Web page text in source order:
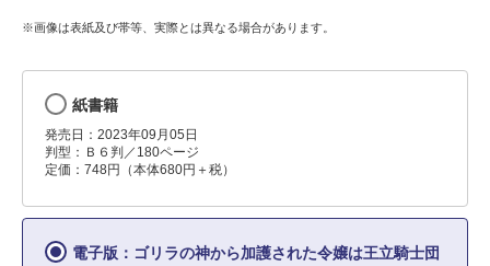
※画像は表紙及び帯等、実際とは異なる場合があります。
紙書籍
発売日：2023年09月05日
判型：Ｂ６判／180ページ
定価：748円（本体680円＋税）
電子版：ゴリラの神から加護された令嬢は王立騎士団